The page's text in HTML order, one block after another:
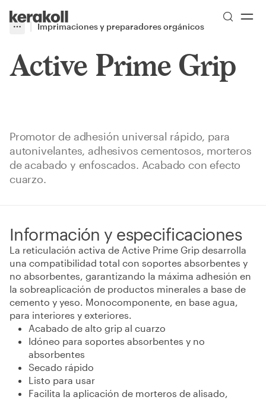
Go to Homepage
More
Toggle menu
Imprimaciones y preparadores orgánicos
Active Prime Grip
Promotor de adhesión universal rápido, para
autonivelantes, adhesivos cementosos, morteros
de acabado y enfoscados. Acabado con efecto
cuarzo.
Información y especificaciones
La reticulación activa de Active Prime Grip desarrolla
una compatibilidad total con soportes absorbentes y
no absorbentes, garantizando la máxima adhesión en
la sobreaplicación de productos minerales a base de
cemento y yeso. Monocomponente, en base agua,
para interiores y exteriores.
Acabado de alto grip al cuarzo
Idóneo para soportes absorbentes y no
absorbentes
Secado rápido
Listo para usar
Facilita la aplicación de morteros de alisado,